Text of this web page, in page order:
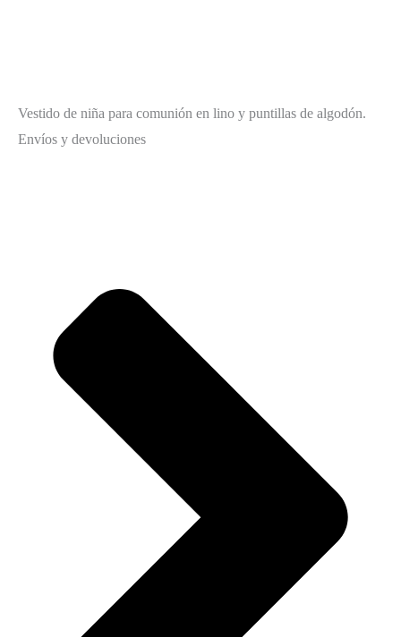
Vestido de niña para comunión en lino y puntillas de algodón.
Envíos y devoluciones